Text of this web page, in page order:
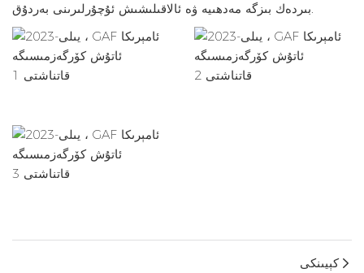
بىردەك بىزگە مەدھىيە ۋە ئالاقىلىشىش ئۇچۇرلىرىنى بەردۇق.
كېيىنكى